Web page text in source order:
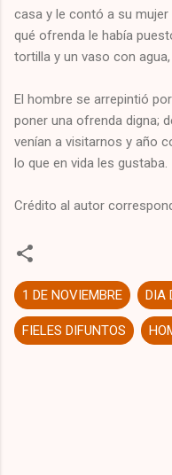
casa y le contó a su
qué ofrenda le había
tortilla y un vaso con
El hombre se arrepintió
poner una ofrenda digna;
venían a visitarnos y año
lo que en vida les gustaba.
Crédito al autor
1 DE NOVIEMBRE DIA
FIELES DIFUNTOS